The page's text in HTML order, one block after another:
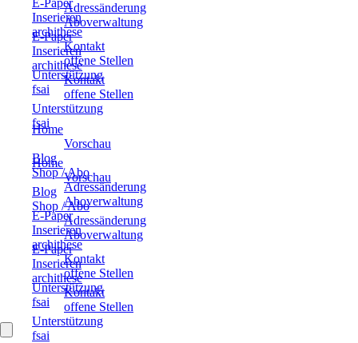
Adressänderung
Aboverwaltung
E-Paper
Inserieren
archithese
Kontakt
offene Stellen
Unterstützung
fsai
Home
Vorschau
Blog
Shop / Abo
Adressänderung
Aboverwaltung
E-Paper
Inserieren
archithese
Kontakt
offene Stellen
Unterstützung
fsai
Inserieren
archithese
Kontakt
offene Stellen
Unterstützung
fsai
Home
Vorschau
Blog
Shop / Abo
Adressänderung
Aboverwaltung
E-Paper
Inserieren
archithese
Kontakt
offene Stellen
Unterstützung
fsai